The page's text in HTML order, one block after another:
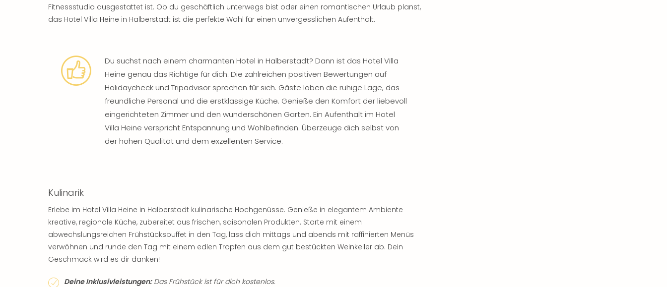
Fitnessstudio ausgestattet ist. Ob du geschäftlich unterwegs bist oder einen romantischen Urlaub planst,
das Hotel Villa Heine in Halberstadt ist die perfekte Wahl für einen unvergesslichen Aufenthalt.
Du suchst nach einem charmanten Hotel in Halberstadt? Dann ist das Hotel Villa
Heine genau das Richtige für dich. Die zahlreichen positiven Bewertungen auf
Holidaycheck und Tripadvisor sprechen für sich. Gäste loben die ruhige Lage, das
freundliche Personal und die erstklassige Küche. Genieße den Komfort der liebevoll
eingerichteten Zimmer und den wunderschönen Garten. Ein Aufenthalt im Hotel
Villa Heine verspricht Entspannung und Wohlbefinden. Überzeuge dich selbst von
der hohen Qualität und dem exzellenten Service.
Kulinarik
Erlebe im Hotel Villa Heine in Halberstadt kulinarische Hochgenüsse. Genieße in elegantem Ambiente
kreative, regionale Küche, zubereitet aus frischen, saisonalen Produkten. Starte mit einem
abwechslungsreichen Frühstücksbuffet in den Tag, lass dich mittags und abends mit raffinierten Menüs
verwöhnen und runde den Tag mit einem edlen Tropfen aus dem gut bestückten Weinkeller ab. Dein
Geschmack wird es dir danken!
Deine Inklusivleistungen:Das Frühstück ist für dich kostenlos.